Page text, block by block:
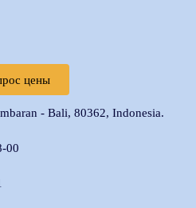
цены
- Bali, 80362, Indonesia.
00